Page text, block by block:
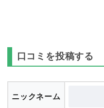
口コミを投稿する
ニックネーム